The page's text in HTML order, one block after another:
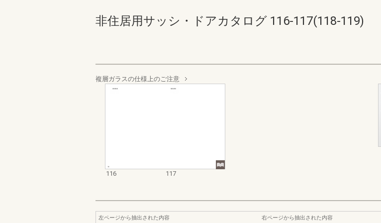
非住居用サッシ・ドアカタログ 116-117(118-119)
複層ガラスの仕様上のご注意
116 117
左ページから抽出された内容
右ページから抽出された内容